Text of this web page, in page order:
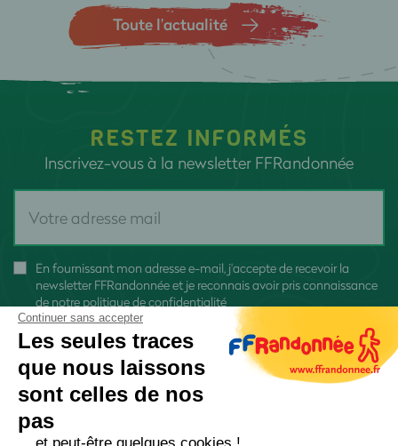
Toute l’actualité
RESTEZ INFORMÉS
Inscrivez-vous à la newsletter FFRandonnée
En fournissant mon adresse e-mail, j'accepte de recevoir la
newsletter FFRandonnée et je reconnais avoir pris connaissance
de notre politique de confidentialité
Continuer sans accepter
Les seules traces
que nous laissons
sont celles de nos
pas